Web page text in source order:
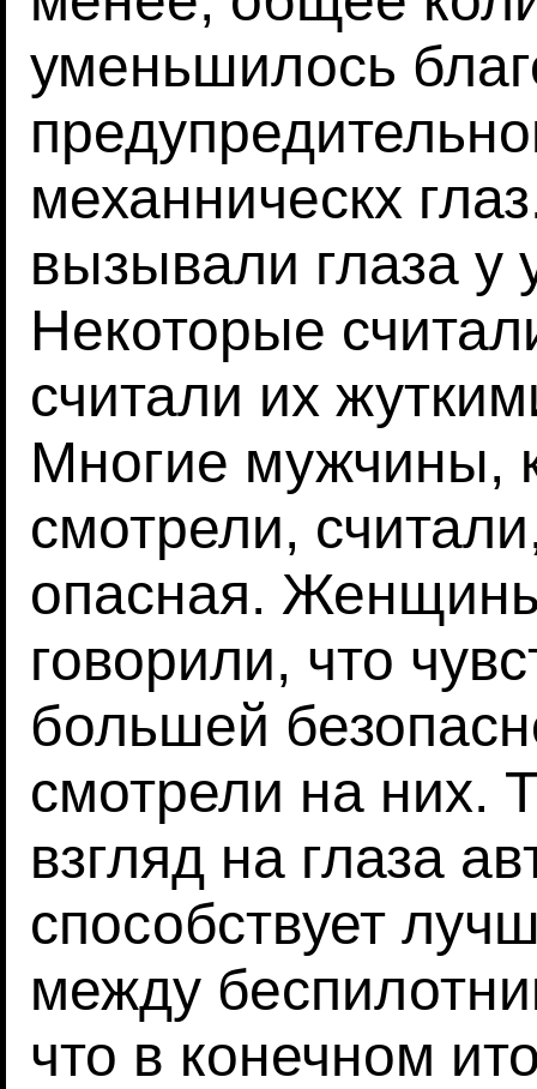
уменьшилось
механническх
вызывали глаза у
Некоторые
считали их
Многие мужчины,
смотрели,
опасная.
говорили, что
большей
смотрели на них.
взгляд на глаза
способствует
между
что в конечном